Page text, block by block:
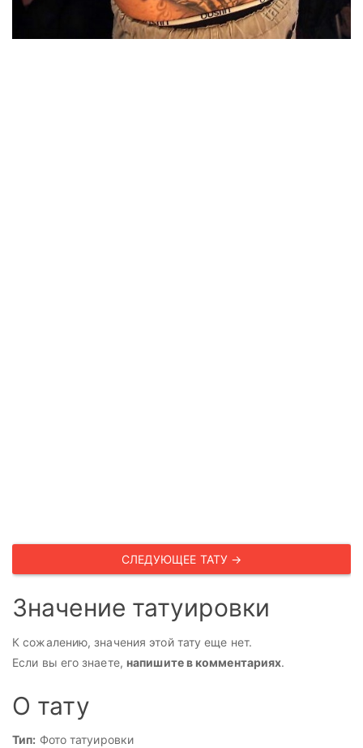
СЛЕДУЮЩЕЕ ТАТУ →
Значение татуировки
К сожалению, значения этой тату еще нет.
Если вы его знаете, напишите в комментариях.
О тату
Тип: Фото татуировки